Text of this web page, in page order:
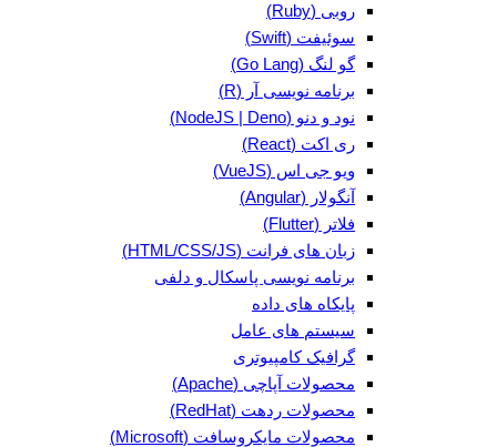
روبی (Ruby)
سوئیفت (Swift)
گو لنگ (Go Lang)
برنامه نویسی آر (R)
نود و دنو (NodeJS | Deno)
ری اکت (React)
ویو جی اس (VueJS)
آنگولار (Angular)
فلاتر (Flutter)
زبان های فرانت (HTML/CSS/JS)
برنامه نویسی پاسکال و دلفی
پایکاه های داده
سیستم های عامل
گرافیک کامپیوتری
محصولات آپاچی (Apache)
محصولات ردهت (RedHat)
محصولات مایکروسافت (Microsoft)